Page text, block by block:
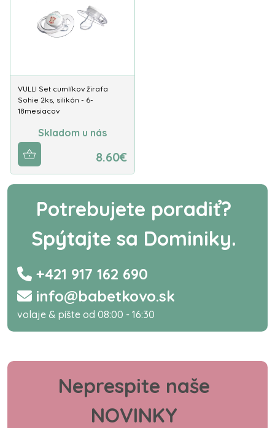
VULLI Set cumlíkov žirafa
Sohie 2ks, silikón - 6-
18mesiacov
Skladom u nás
8.60€
Potrebujete poradiť?
Spýtajte sa Dominiky.
+421 917 162 690
info@babetkovo.sk
volaje & píšte od 08:00 - 16:30
Neprespite naše
NOVINKY